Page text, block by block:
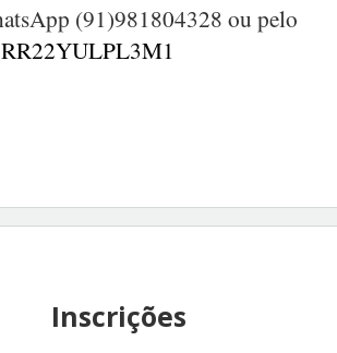
(91)981804328 ou pelo
Inscrições